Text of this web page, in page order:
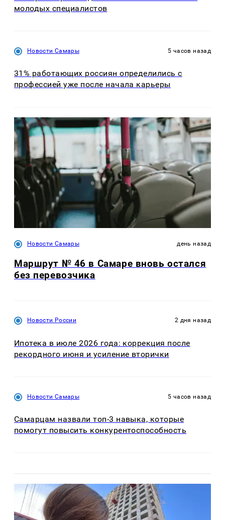
молодых специалистов
Новости Самары 5 часов назад
31% работающих россиян определились с
профессией уже после начала карьеры
Новости Самары день назад
Маршрут № 46 в Самаре вновь остался
без перевозчика
Новости России 2 дня назад
Ипотека в июле 2026 года: коррекция после
рекордного июня и усиление вторички
Новости Самары 5 часов назад
Самарцам назвали топ-3 навыка, которые
помогут повысить конкурентоспособность